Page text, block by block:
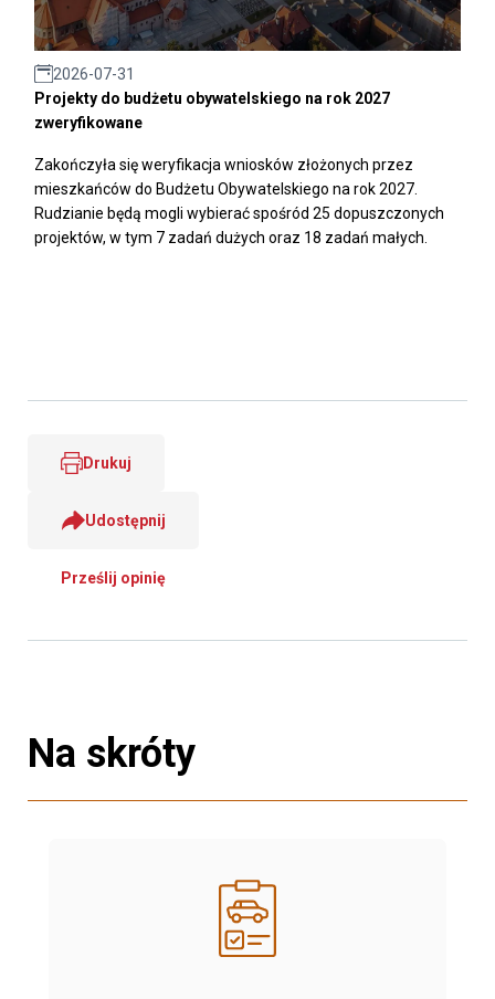
2026-07-31
Projekty do budżetu obywatelskiego na rok 2027
zweryfikowane
Zakończyła się weryfikacja wniosków złożonych przez
mieszkańców do Budżetu Obywatelskiego na rok 2027.
Rudzianie będą mogli wybierać spośród 25 dopuszczonych
projektów, w tym 7 zadań dużych oraz 18 zadań małych.
Drukuj
Udostępnij
Prześlij opinię
Na skróty